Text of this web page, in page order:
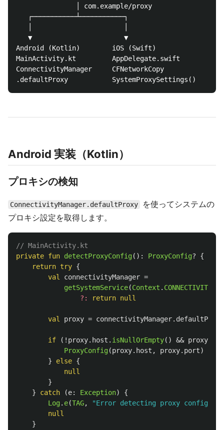
               │ com.example/proxy
   ┌───────────┴───────────┐
   ▼                       ▼
Android (Kotlin)        iOS (Swift)
MainActivity.kt         AppDelegate.swift
ConnectivityManager     CFNetworkCopy
Android 実装（Kotlin）
プロキシの検知
ConnectivityManager.defaultProxy
を使ってシステムの
プロキシ設定を取得します。
// MainActivity.kt
private fun detectProxyConfig(): ProxyConfig?
{
return try {
val
connectivityManager =
getSystemService(Context .
?:
return null
val proxy = connectivityManager. defaultProxy
if (! proxy. host . isNullOrEmpty() && proxy
ProxyConfig(proxy. host , proxy. port)
}
else {
null
}
}
catch (e: Exception)
{
Log. e(TAG,
"Error detecting proxy
null
}